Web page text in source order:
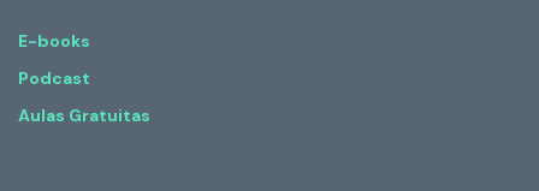
E-books
Podcast
Aulas Gratuitas